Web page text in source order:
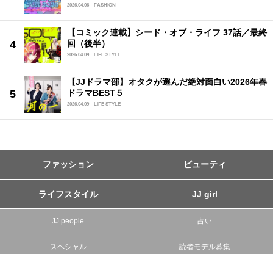
2026.04.06 FASHION
【コミック連載】シード・オブ・ライフ 37話／最終
回（後半）
2026.04.09 LIFE STYLE
【JJドラマ部】オタクが選んだ絶対面白い2026年春
ドラマBEST５
2026.04.09 LIFE STYLE
ファッション ビューティ
ライフスタイル JJ girl
JJ people 占い
スペシャル 読者モデル募集